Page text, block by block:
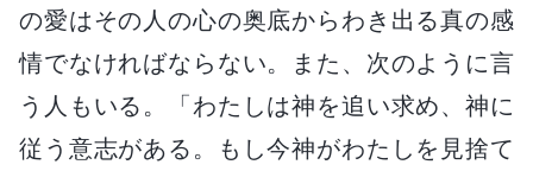
の愛はその人の心の奥底からわき出る真の感
情でなければならない。また、次のように言
う人もいる。「わたしは神を追い求め、神に
従う意志がある。もし今神がわたしを見捨て